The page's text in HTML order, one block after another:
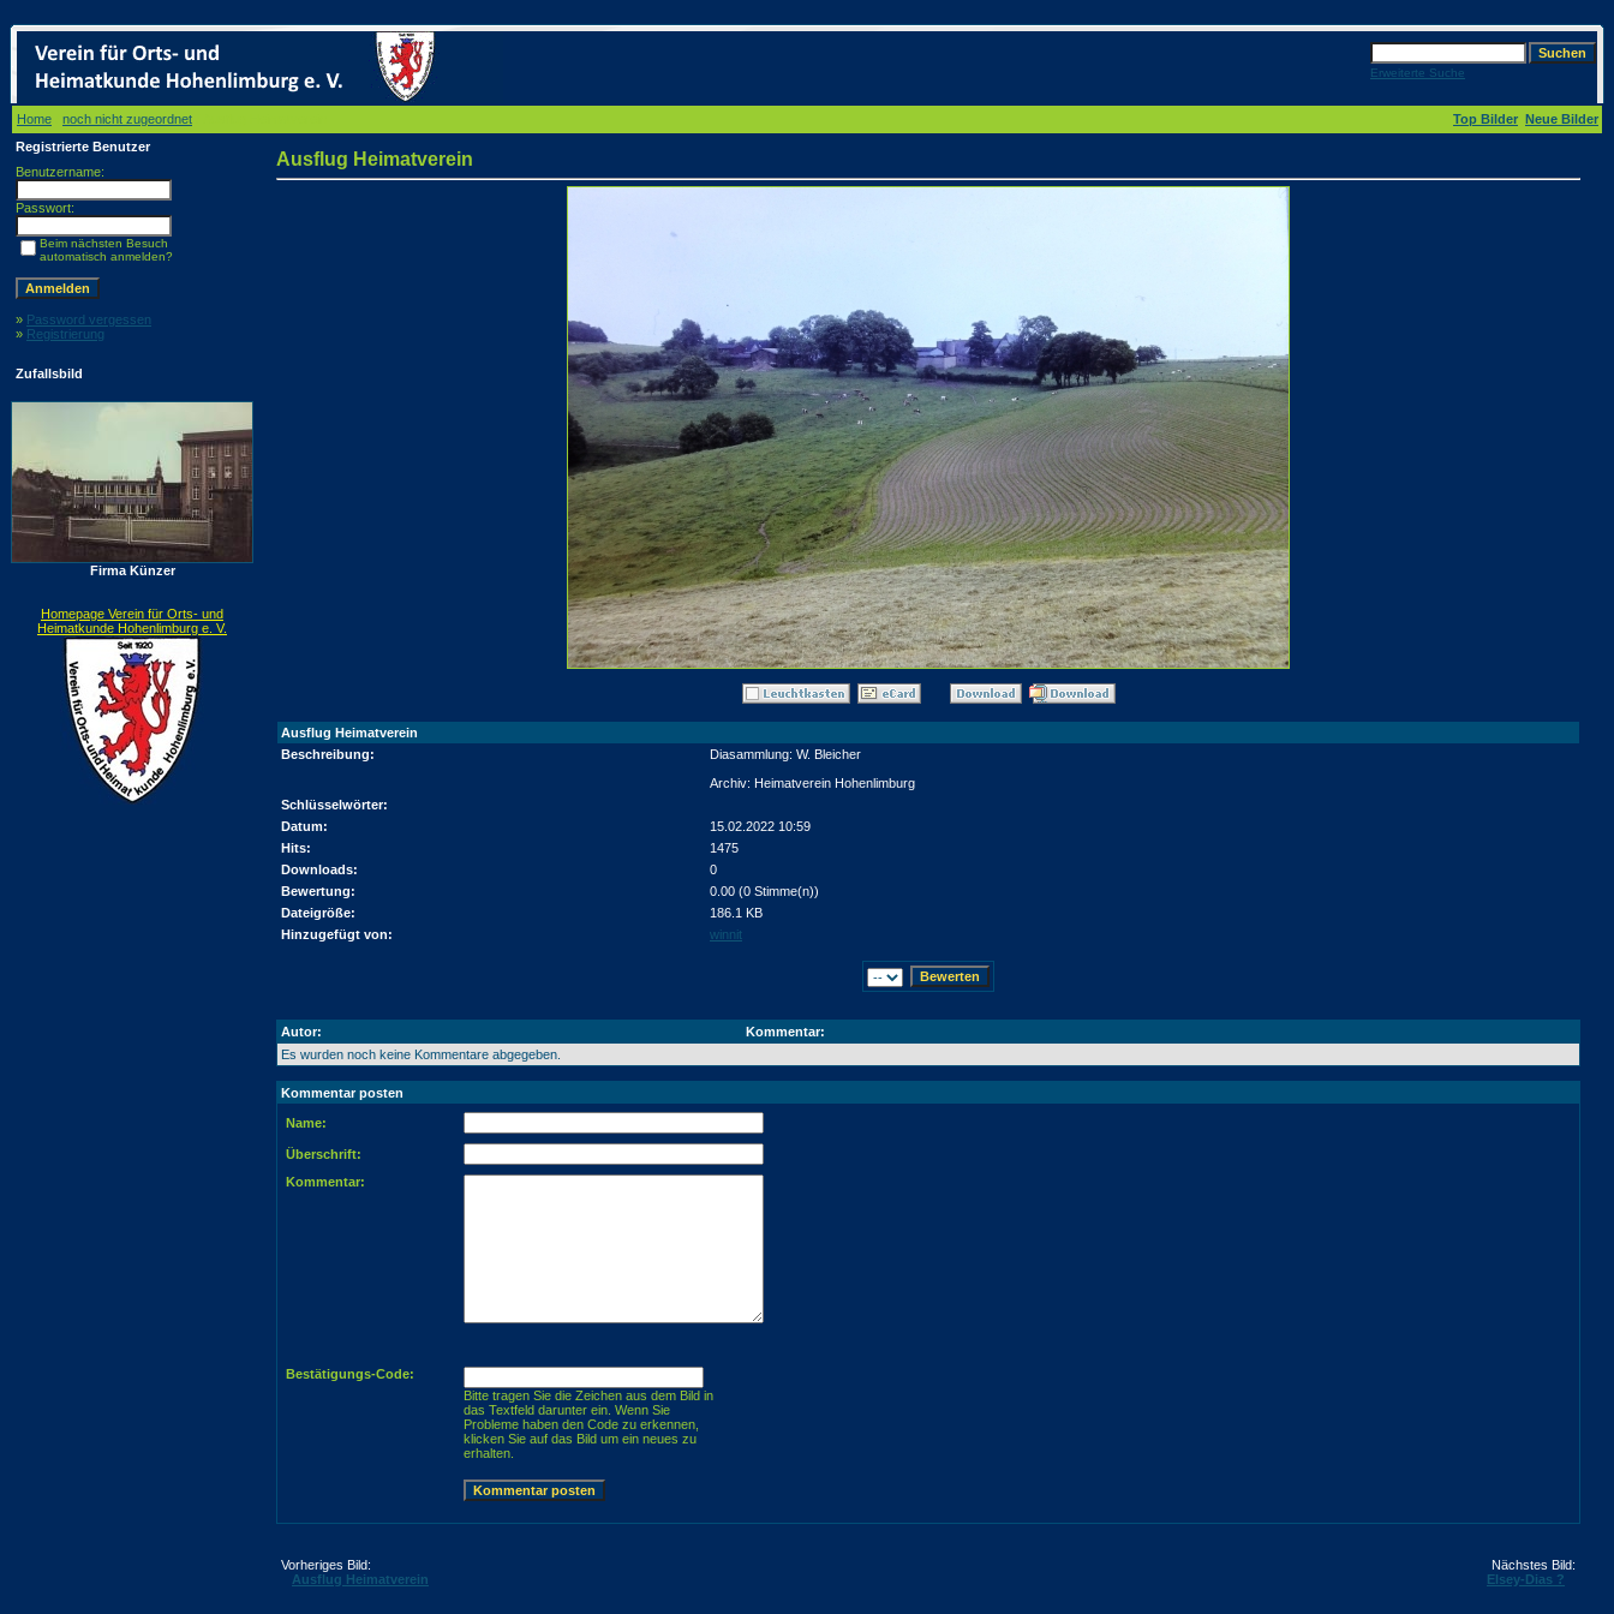
Erweiterte Suche
Home noch nicht zugeordnet Top Bilder Neue Bilder
Registrierte Benutzer
Benutzername:
Passwort:
Beim nächsten Besuch
automatisch anmelden?
» Password vergessen
» Registrierung
Zufallsbild
Firma Künzer
Homepage Verein für Orts- und
Heimatkunde Hohenlimburg e. V.
Ausflug Heimatverein
Ausflug Heimatverein
Beschreibung:
Diasammlung: W. Bleicher
Archiv: Heimatverein Hohenlimburg
Schlüsselwörter:
Datum:
15.02.2022 10:59
Hits:
1475
Downloads:
0
Bewertung:
0.00 (0 Stimme(n))
Dateigröße:
186.1 KB
Hinzugefügt von:
winnit
Autor:
Kommentar:
Es wurden noch keine Kommentare abgegeben.
Kommentar posten
Name:
Überschrift:
Kommentar:
Bestätigungs-Code:
Bitte tragen Sie die Zeichen aus dem Bild in
das Textfeld darunter ein. Wenn Sie
Probleme haben den Code zu erkennen,
klicken Sie auf das Bild um ein neues zu
erhalten.
Vorheriges Bild:
Ausflug Heimatverein
Nächstes Bild:
Elsey-Dias ?